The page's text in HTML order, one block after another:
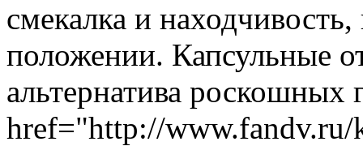
смекалка и
положении. Капсульные
альтернатива роскошных
href="http://